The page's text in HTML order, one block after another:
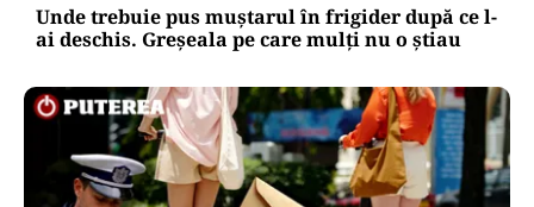
Unde trebuie pus muștarul în frigider după ce l-
ai deschis. Greșeala pe care mulți nu o știau